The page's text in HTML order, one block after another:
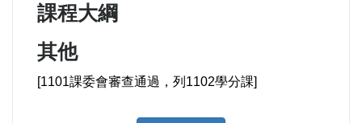
課程大綱
其他
[1101課委會審查通過，列1102學分課]